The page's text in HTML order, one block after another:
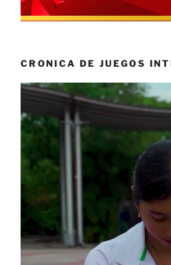
CRONICA DE JUEGOS
Reproductor
vídeo